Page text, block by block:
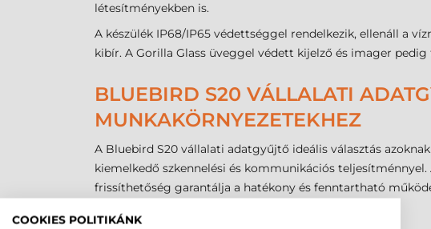
létesítményekben is.
A készülék IP68/IP65 védettséggel rendelkezik, ellenáll a
kibír. A Gorilla Glass üveggel védett kijelző és imager
BLUEBIRD S20 VÁLLALATI
MUNKAKÖRNYEZETEKHEZ
A Bluebird S20 vállalati adatgyűjtő ideális választás
kiemelkedő szkennelési és kommunikációs
frissíthetőség garantálja a hatékony és fenntartható
COOKIES POLITIKÁNK